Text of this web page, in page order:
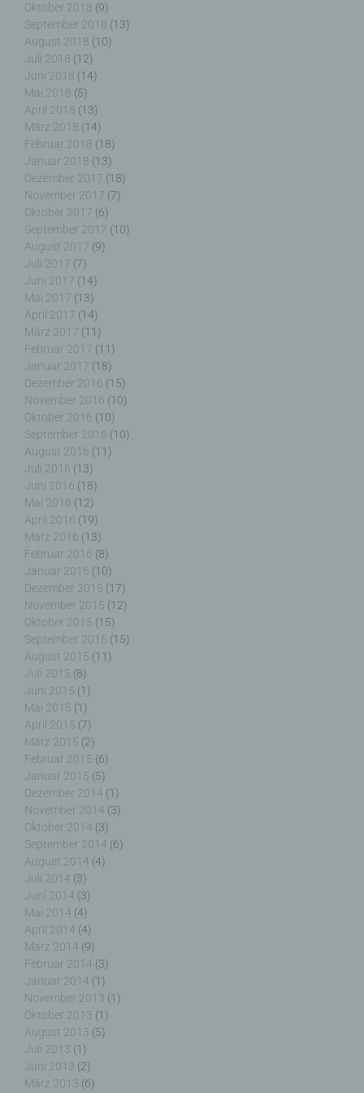
Oktober 2018 (9)
September 2018 (13)
August 2018 (10)
Juli 2018 (12)
Juni 2018 (14)
Mai 2018 (5)
April 2018 (13)
März 2018 (14)
Februar 2018 (18)
Januar 2018 (13)
Dezember 2017 (18)
November 2017 (7)
Oktober 2017 (6)
September 2017 (10)
August 2017 (9)
Juli 2017 (7)
Juni 2017 (14)
Mai 2017 (13)
April 2017 (14)
März 2017 (11)
Februar 2017 (11)
Januar 2017 (18)
Dezember 2016 (15)
November 2016 (10)
Oktober 2016 (10)
September 2016 (10)
August 2016 (11)
Juli 2016 (13)
Juni 2016 (18)
Mai 2016 (12)
April 2016 (19)
März 2016 (13)
Februar 2016 (8)
Januar 2016 (10)
Dezember 2015 (17)
November 2015 (12)
Oktober 2015 (15)
September 2015 (15)
August 2015 (11)
Juli 2015 (8)
Juni 2015 (1)
Mai 2015 (1)
April 2015 (7)
März 2015 (2)
Februar 2015 (6)
Januar 2015 (5)
Dezember 2014 (1)
November 2014 (3)
Oktober 2014 (3)
September 2014 (6)
August 2014 (4)
Juli 2014 (3)
Juni 2014 (3)
Mai 2014 (4)
April 2014 (4)
März 2014 (9)
Februar 2014 (3)
Januar 2014 (1)
November 2013 (1)
Oktober 2013 (1)
August 2013 (5)
Juli 2013 (1)
Juni 2013 (2)
März 2013 (6)
Pseudonymisierung ist die Verarbeitung
personenbezogener Daten in einer Weise, auf
welche die personenbezogenen Daten ohne
Hinzuziehung zusätzlicher Informationen nicht
mehr einer spezifischen betroffenen Person
zugeordnet werden können, sofern diese
zusätzlichen Informationen gesondert aufbewahrt
werden und technischen und organisatorischen
Maßnahmen unterliegen, die gewährleisten, dass
die personenbezogenen Daten nicht einer
identifizierten oder identifizierbaren natürlichen
Person zugewiesen werden.
g) Verantwortlicher oder für die Verarbeitung
Verantwortlicher
Verantwortlicher oder für die Verarbeitung
Verantwortlicher ist die natürliche oder juristische
Person, Behörde, Einrichtung oder andere Stelle,
die allein oder gemeinsam mit anderen über die
Zwecke und Mittel der Verarbeitung von
personenbezogenen Daten entscheidet. Sind die
Zwecke und Mittel dieser Verarbeitung durch das
Unionsrecht oder das Recht der Mitgliedstaaten
vorgegeben, so kann der Verantwortliche
beziehungsweise können die bestimmten Kriterien
seiner Benennung nach dem Unionsrecht oder
dem Recht der Mitgliedstaaten vorgesehen
werden.
h) Auftragsverarbeiter
Auftragsverarbeiter ist eine natürliche oder
juristische Person, Behörde, Einrichtung oder
andere Stelle, die personenbezogene Daten im
Auftrag des Verantwortlichen verarbeitet.
i) Empfänger
Empfänger ist eine natürliche oder juristische
Person, Behörde, Einrichtung oder andere Stelle,
der personenbezogene Daten offengelegt werden,
unabhängig davon, ob es sich bei ihr um einen
Dritten handelt oder nicht. Behörden, die im
Rahmen eines bestimmten Untersuchungsauftrags
nach dem Unionsrecht oder dem Recht der
Mitgliedstaaten möglicherweise
personenbezogene Daten erhalten, gelten jedoch
nicht als Empfänger.
j) Dritter